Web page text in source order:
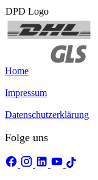
Home
Impressum
Datenschutzerklärung
Folge uns